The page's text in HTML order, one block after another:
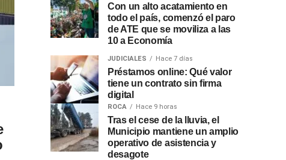
Con un alto acatamiento en
todo el país, comenzó el paro
de ATE que se moviliza a las
10 a Economía
JUDICIALES Hace 7 días
Préstamos online: Qué valor
tiene un contrato sin firma
digital
ROCA Hace 9 horas
Tras el cese de la lluvia, el
Municipio mantiene un amplio
operativo de asistencia y
desagote